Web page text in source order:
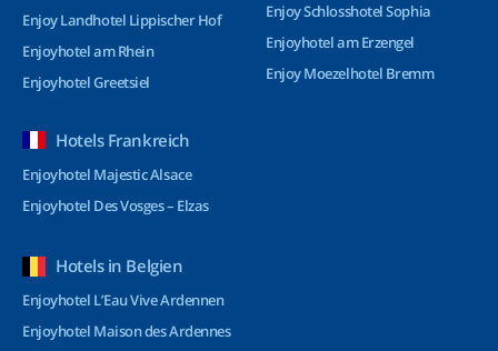
Enjoy Landhotel Lippischer Hof
Enjoyhotel am Rhein
Enjoyhotel Greetsiel
Enjoy Schlosshotel Sophia
Enjoyhotel am Erzengel
Enjoy Moezelhotel Bremm
Hotels Frankreich
Enjoyhotel Majestic Alsace
Enjoyhotel Des Vosges – Elzas
Hotels in Belgien
Enjoyhotel L’Eau Vive Ardennen
Enjoyhotel Maison des Ardennes